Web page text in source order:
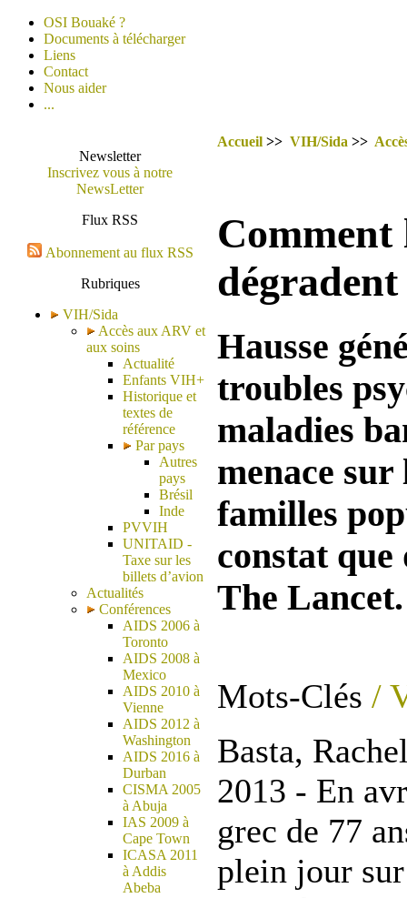
OSI Bouaké ?
Documents à télécharger
Liens
Contact
Nous aider
...
Newsletter
Inscrivez vous à notre
NewsLetter
Flux RSS
Abonnement au flux RSS
Rubriques
VIH/Sida
Accès aux ARV et
aux soins
Actualité
Enfants VIH+
Historique et
textes de
référence
Par pays
Autres
pays
Brésil
Inde
PVVIH
UNITAID -
Taxe sur les
billets d’avion
Actualités
Conférences
AIDS 2006 à
Toronto
AIDS 2008 à
Mexico
AIDS 2010 à
Vienne
AIDS 2012 à
Washington
AIDS 2016 à
Durban
CISMA 2005
à Abuja
IAS 2009 à
Cape Town
ICASA 2011
à Addis
Abeba
Accueil >> VIH/Sida >>
Comment
dégradent
Hausse
troubles
maladies
menace sur
familles
constat que
The Lancet.
Mots-Clés /
Basta,
2013 - En
grec de 77
plein jour